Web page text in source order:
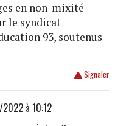
en non-mixité
le syndicat
93, soutenus
Signaler
à 10:12